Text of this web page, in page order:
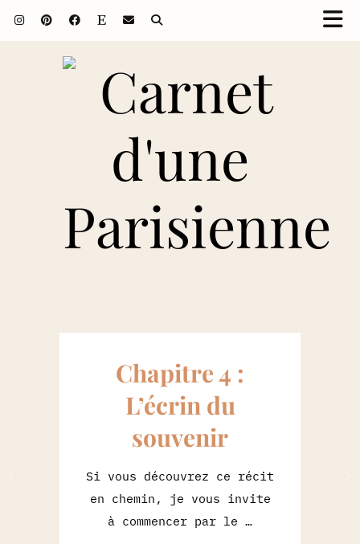
Chapitre 4 :
L’écrin du
souvenir
Si vous découvrez ce récit
en chemin, je vous invite
à commencer par le …